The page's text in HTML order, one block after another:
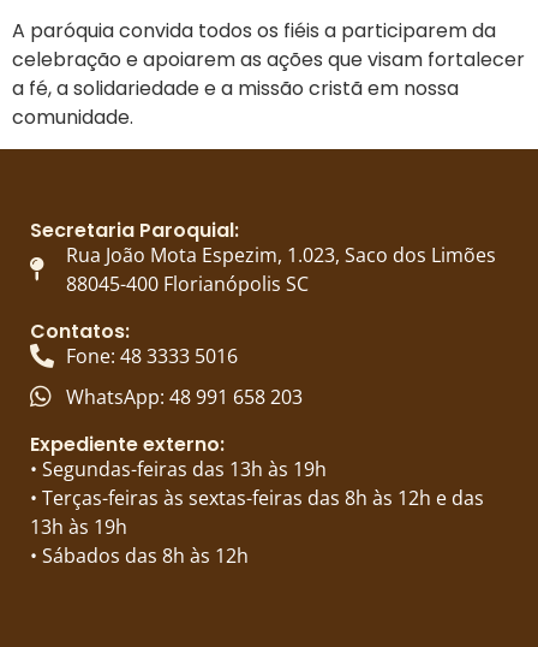
A paróquia convida todos os fiéis a participarem da
celebração e apoiarem as ações que visam fortalecer
a fé, a solidariedade e a missão cristã em nossa
comunidade.
Secretaria Paroquial:
Rua João Mota Espezim, 1.023, Saco dos Limões
88045-400 Florianópolis SC
Contatos:
Fone: 48 3333 5016
WhatsApp: 48 991 658 203
Expediente externo:
• Segundas-feiras das 13h às 19h
• Terças-feiras às sextas-feiras das 8h às 12h e das
13h às 19h
• Sábados das 8h às 12h